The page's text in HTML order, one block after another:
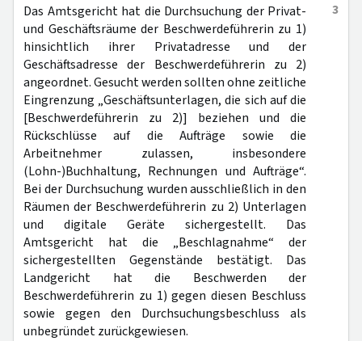
3
Das Amtsgericht hat die Durchsuchung der Privat-
und Geschäftsräume der Beschwerdeführerin zu 1)
hinsichtlich ihrer Privatadresse und der
Geschäftsadresse der Beschwerdeführerin zu 2)
angeordnet. Gesucht werden sollten ohne zeitliche
Eingrenzung „Geschäftsunterlagen, die sich auf die
[Beschwerdeführerin zu 2)] beziehen und die
Rückschlüsse auf die Aufträge sowie die
Arbeitnehmer zulassen, insbesondere
(Lohn-)Buchhaltung, Rechnungen und Aufträge“.
Bei der Durchsuchung wurden ausschließlich in den
Räumen der Beschwerdeführerin zu 2) Unterlagen
und digitale Geräte sichergestellt. Das
Amtsgericht hat die „Beschlagnahme“ der
sichergestellten Gegenstände bestätigt. Das
Landgericht hat die Beschwerden der
Beschwerdeführerin zu 1) gegen diesen Beschluss
sowie gegen den Durchsuchungsbeschluss als
unbegründet zurückgewiesen.